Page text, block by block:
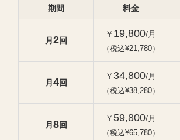
期間 料金
月 2回
￥ 19,800/月
（税込¥21,780）
月 4回
￥ 34,800/月
（税込¥38,280）
月 8回
￥ 59,800/月
（税込¥65,780）